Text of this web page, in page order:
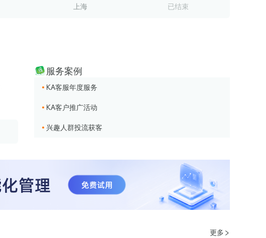
上海 已结束
服务案例
KA客服年度服务
KA客户推广活动
兴趣人群投流获客
更多